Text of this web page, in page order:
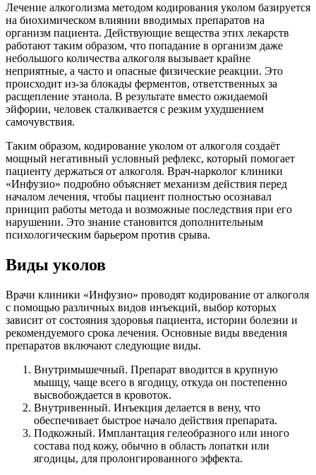
Лечение алкоголизма методом кодирования уколом базируется
на биохимическом влиянии вводимых препаратов на
организм пациента. Действующие вещества этих лекарств
работают таким образом, что попадание в организм даже
небольшого количества алкоголя вызывает крайне
неприятные, а часто и опасные физические реакции. Это
происходит из-за блокады ферментов, ответственных за
расщепление этанола. В результате вместо ожидаемой
эйфории, человек сталкивается с резким ухудшением
самочувствия.
Таким образом, кодирование уколом от алкоголя создаёт
мощный негативный условный рефлекс, который помогает
пациенту держаться от алкоголя. Врач-нарколог клиники
«Инфузио» подробно объясняет механизм действия перед
началом лечения, чтобы пациент полностью осознавал
принцип работы метода и возможные последствия при его
нарушении. Это знание становится дополнительным
психологическим барьером против срыва.
Виды уколов
Врачи клиники «Инфузио» проводят кодирование от алкоголя
с помощью различных видов инъекций, выбор которых
зависит от состояния здоровья пациента, истории болезни и
рекомендуемого срока лечения. Основные виды введения
препаратов включают следующие виды.
Внутримышечный. Препарат вводится в крупную
мышцу, чаще всего в ягодицу, откуда он постепенно
высвобождается в кровоток.
Внутривенный. Инъекция делается в вену, что
обеспечивает быстрое начало действия препарата.
Подкожный. Имплантация гелеобразного или иного
состава под кожу, обычно в область лопатки или
ягодицы, для пролонгированного эффекта.